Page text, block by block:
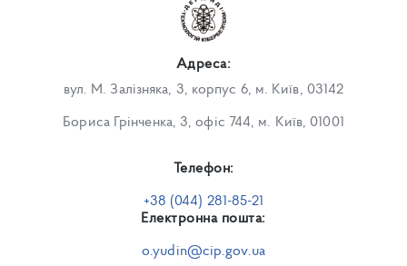
Адреса:
вул. М. Залізняка, 3, корпус 6, м. Київ, 03142
Бориса Грінченка, 3, офіс 744, м. Київ, 01001
Телефон:
+38 (044) 281-85-21
Електронна пошта:
o.yudin@cip.gov.ua